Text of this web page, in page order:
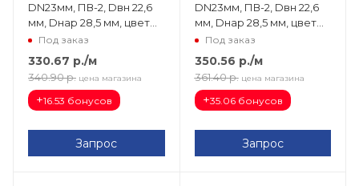
DN23мм, ПВ-2, Dвн 22,6
мм, Dнар 28,5 мм, цвет
чёрный PA602329F2
Под заказ
330.67 р./м
340.90 р. цена магазина
+16.53 бонусов
Запрос
DN23мм, ПВ-2, Dвн 22,6
мм, Dнар 28,5 мм, цвет
чёрный, с протяжкой
PA612329F2
Под заказ
350.56 р./м
361.40 р. цена магазина
+35.06 бонусов
Запрос